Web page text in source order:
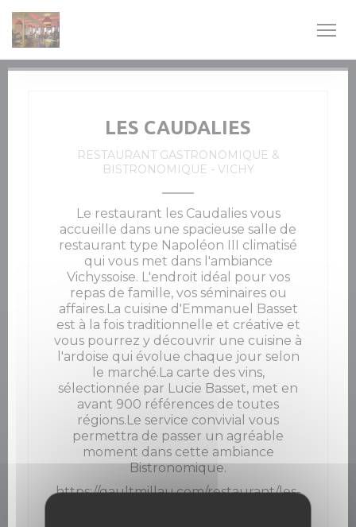
LES CAUDALIES
RESTAURANT GASTRONOMIQUE &
BISTRONOMIQUE - VICHY
Le restaurant les Caudalies vous
accueille dans une spacieuse salle de
restaurant type Napoléon III climatisé
qui vous met dans l'ambiance
Vichyssoise. L'endroit idéal pour vos
repas de famille, vos séminaires ou
affaires.La cuisine d'Emmanuel Basset
est à la fois traditionnelle et créative et
vous pourrez y découvrir une cuisine à
l'ardoise qui évolue chaque jour selon
le marché.La carte des vins,
sélectionnée par Lucie Basset, met en
avant 900 références de toutes
régions.Le service convivial vous
permettra de passer un agréable
moment dans cette ambiance
Bistronomique.
https://gaultmillau.com/restaurant/les-